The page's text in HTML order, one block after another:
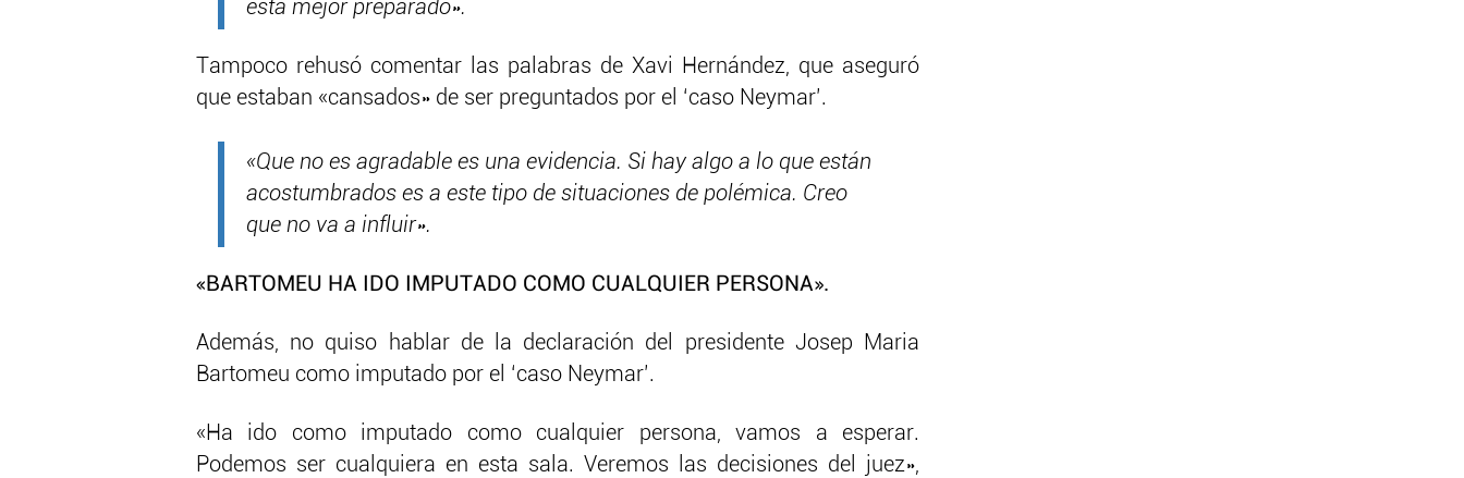
está mejor preparado».
Tampoco rehusó comentar las palabras de Xavi Hernández, que aseguró
que estaban «cansados» de ser preguntados por el ‘caso Neymar’.
«Que no es agradable es una evidencia. Si hay algo a lo que están
acostumbrados es a este tipo de situaciones de polémica. Creo
que no va a influir».
«BARTOMEU HA IDO IMPUTADO COMO CUALQUIER PERSONA».
Además, no quiso hablar de la declaración del presidente Josep Maria
Bartomeu como imputado por el ‘caso Neymar’.
«Ha ido como imputado como cualquier persona, vamos a esperar.
Podemos ser cualquiera en esta sala. Veremos las decisiones del juez»,